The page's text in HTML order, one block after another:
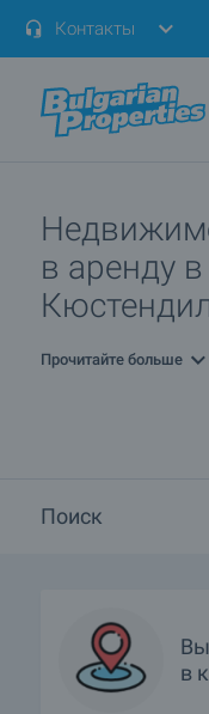
Контакты
в аренду
Прочитайте больше
Поиск
в